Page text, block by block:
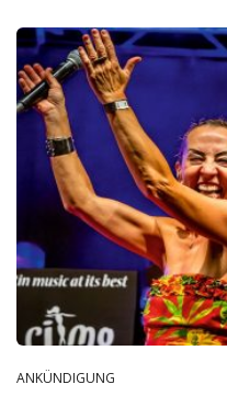
ANKÜNDIGUNG